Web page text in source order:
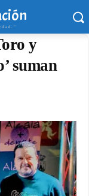
y
suman